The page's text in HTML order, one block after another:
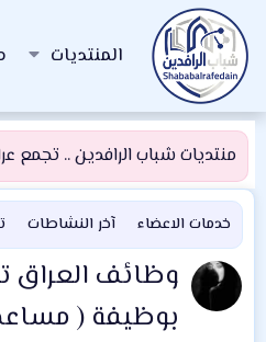
المنتديات
منتديات شباب الرافدين .. تجمع
خدمات الاعضاء آخر النشاطات
وظائف العراق
بوظيفة (